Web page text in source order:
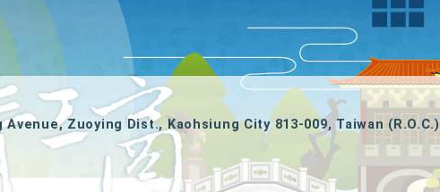
Avenue, Zuoying Dist., Kaohsiung City 813-009, Taiwan (R.O.C.)